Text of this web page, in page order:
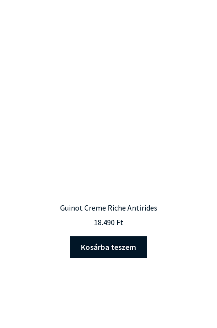
Guinot Creme Riche Antirides
18.490 Ft
Kosárba teszem